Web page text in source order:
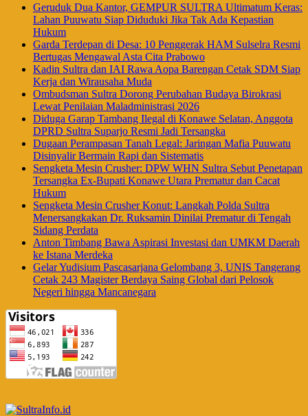
Geruduk Dua Kantor, GEMPUR SULTRA Ultimatum Keras:
Lahan Puuwatu Siap Diduduki Jika Tak Ada Kepastian
Hukum
Garda Terdepan di Desa: 10 Penggerak HAM Sulselra Resmi
Bertugas Mengawal Asta Cita Prabowo
Kadin Sultra dan IAI Rawa Aopa Barengan Cetak SDM Siap
Kerja dan Wirausaha Muda
Ombudsman Sultra Dorong Perubahan Budaya Birokrasi
Lewat Penilaian Maladministrasi 2026
Diduga Garap Tambang Ilegal di Konawe Selatan, Anggota
DPRD Sultra Suparjo Resmi Jadi Tersangka
Dugaan Perampasan Tanah Legal: Jaringan Mafia Puuwatu
Disinyalir Bermain Rapi dan Sistematis
Sengketa Mesin Crusher: DPW WHN Sultra Sebut Penetapan
Tersangka Ex-Bupati Konawe Utara Prematur dan Cacat
Hukum
Sengketa Mesin Crusher Konut: Langkah Polda Sultra
Menersangkakan Dr. Ruksamin Dinilai Prematur di Tengah
Sidang Perdata
Anton Timbang Bawa Aspirasi Investasi dan UMKM Daerah
ke Istana Merdeka
Gelar Yudisium Pascasarjana Gelombang 3, UNIS Tangerang
Cetak 243 Magister Berdaya Saing Global dari Pelosok
Negeri hingga Mancanegara